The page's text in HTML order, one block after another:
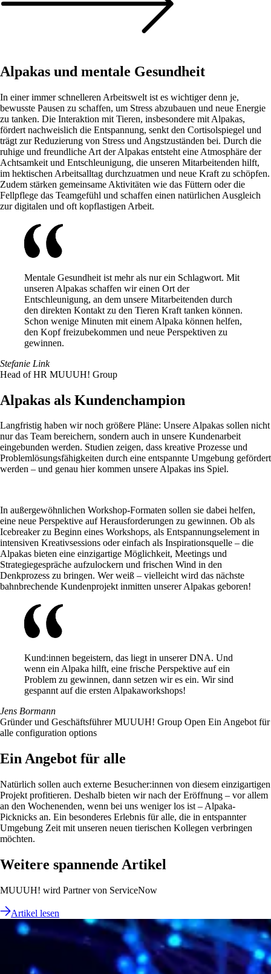
Alpakas und mentale Gesundheit
In einer immer schnelleren Arbeitswelt ist es wichtiger denn je,
bewusste Pausen zu schaffen, um Stress abzubauen und neue Energie
zu tanken. Die Interaktion mit Tieren, insbesondere mit Alpakas,
fördert nachweislich die Entspannung, senkt den Cortisolspiegel und
trägt zur Reduzierung von Stress und Angstzuständen bei. Durch die
ruhige und freundliche Art der Alpakas entsteht eine Atmosphäre der
Achtsamkeit und Entschleunigung, die unseren Mitarbeitenden hilft,
im hektischen Arbeitsalltag durchzuatmen und neue Kraft zu schöpfen.
Zudem stärken gemeinsame Aktivitäten wie das Füttern oder die
Fellpflege das Teamgefühl und schaffen einen natürlichen Ausgleich
zur digitalen und oft kopflastigen Arbeit.
Mentale Gesundheit ist mehr als nur ein Schlagwort. Mit
unseren Alpakas schaffen wir einen Ort der
Entschleunigung, an dem unsere Mitarbeitenden durch
den direkten Kontakt zu den Tieren Kraft tanken können.
Schon wenige Minuten mit einem Alpaka können helfen,
den Kopf freizubekommen und neue Perspektiven zu
gewinnen.
Stefanie Link
Head of HR MUUUH! Group
Alpakas als Kundenchampion
Langfristig haben wir noch größere Pläne: Unsere Alpakas sollen nicht
nur das Team bereichern, sondern auch in unsere Kundenarbeit
eingebunden werden. Studien zeigen, dass kreative Prozesse und
Problemlösungsfähigkeiten durch eine entspannte Umgebung gefördert
werden – und genau hier kommen unsere Alpakas ins Spiel.
In außergewöhnlichen Workshop-Formaten sollen sie dabei helfen,
eine neue Perspektive auf Herausforderungen zu gewinnen. Ob als
Icebreaker zu Beginn eines Workshops, als Entspannungselement in
intensiven Kreativsessions oder einfach als Inspirationsquelle – die
Alpakas bieten eine einzigartige Möglichkeit, Meetings und
Strategiegespräche aufzulockern und frischen Wind in den
Denkprozess zu bringen. Wer weiß – vielleicht wird das nächste
bahnbrechende Kundenprojekt inmitten unserer Alpakas geboren!
Kund:innen begeistern, das liegt in unserer DNA. Und
wenn ein Alpaka hilft, eine frische Perspektive auf ein
Problem zu gewinnen, dann setzen wir es ein. Wir sind
gespannt auf die ersten Alpakaworkshops!
Jens Bormann
Gründer und Geschäftsführer MUUUH! Group Open Ein Angebot für
alle configuration options
Ein Angebot für alle
Natürlich sollen auch externe Besucher:innen von diesem einzigartigen
Projekt profitieren. Deshalb bieten wir nach der Eröffnung – vor allem
an den Wochenenden, wenn bei uns weniger los ist – Alpaka-
Picknicks an. Ein besonderes Erlebnis für alle, die in entspannter
Umgebung Zeit mit unseren neuen tierischen Kollegen verbringen
möchten.
Weitere spannende Artikel
MUUUH! wird Partner von ServiceNow
Artikel lesen